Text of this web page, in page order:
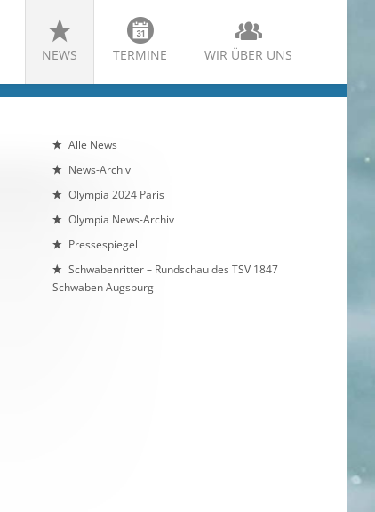
NEWS TERMINE WIR ÜBER UNS
Alle News
News-Archiv
Olympia 2024 Paris
Olympia News-Archiv
Pressespiegel
Schwabenritter – Rundschau des TSV 1847
Schwaben Augsburg